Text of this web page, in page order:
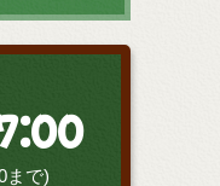
まで)